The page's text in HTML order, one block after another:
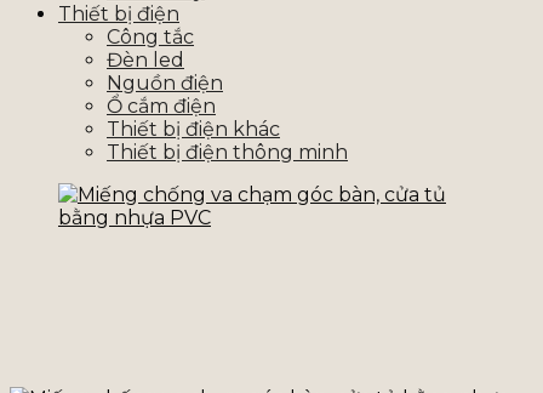
Thiết bị điện
Công tắc
Đèn led
Nguồn điện
Ổ cắm điện
Thiết bị điện khác
Thiết bị điện thông minh